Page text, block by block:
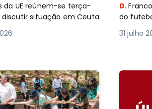
da UE reúnem-se terça-
discutir situação em Ceuta
D.
do
31 julho